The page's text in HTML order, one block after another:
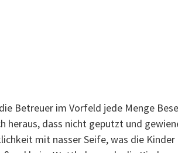
Betreuer im Vorfeld jede Menge
heraus, dass nicht geputzt und
mit nasser Seife, was die